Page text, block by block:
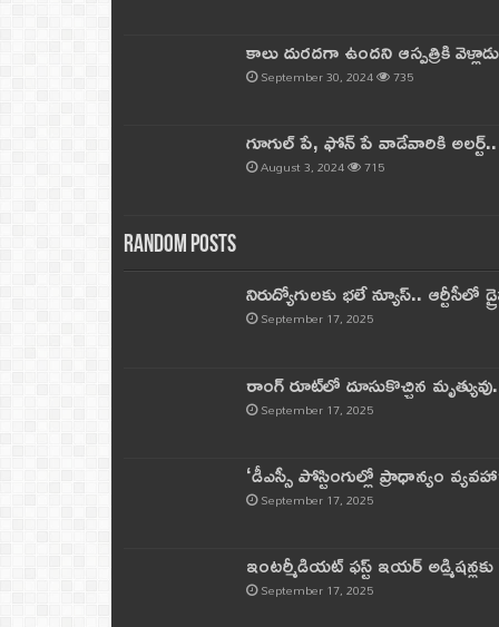
కాలు దురదగా ఉందని ఆస్పత్రికి
September 30, 2024 735
గూగుల్ పే, ఫోన్ పే వాడేవారికి
August 3, 2024 715
Random Posts
నిరుద్యోగులకు భలే న్యూస్.. ఆర్టీసీలో
September 17, 2025
రాంగ్ రూట్‌లో దూసుకొచ్చిన
September 17, 2025
‘డీఎస్సీ పోస్టింగుల్లో ప్రాధాన్యం
September 17, 2025
ఇంటర్మీడియట్ ఫస్ట్‌ ఇయర్‌
September 17, 2025